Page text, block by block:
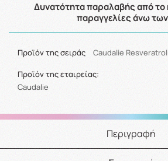
Δυνατότητα παραλαβής από το
παραγγελίες άνω
Προϊόν της σειράς Caudalie
Προϊόν της εταιρείας:
Caudalie
Περιγραφή